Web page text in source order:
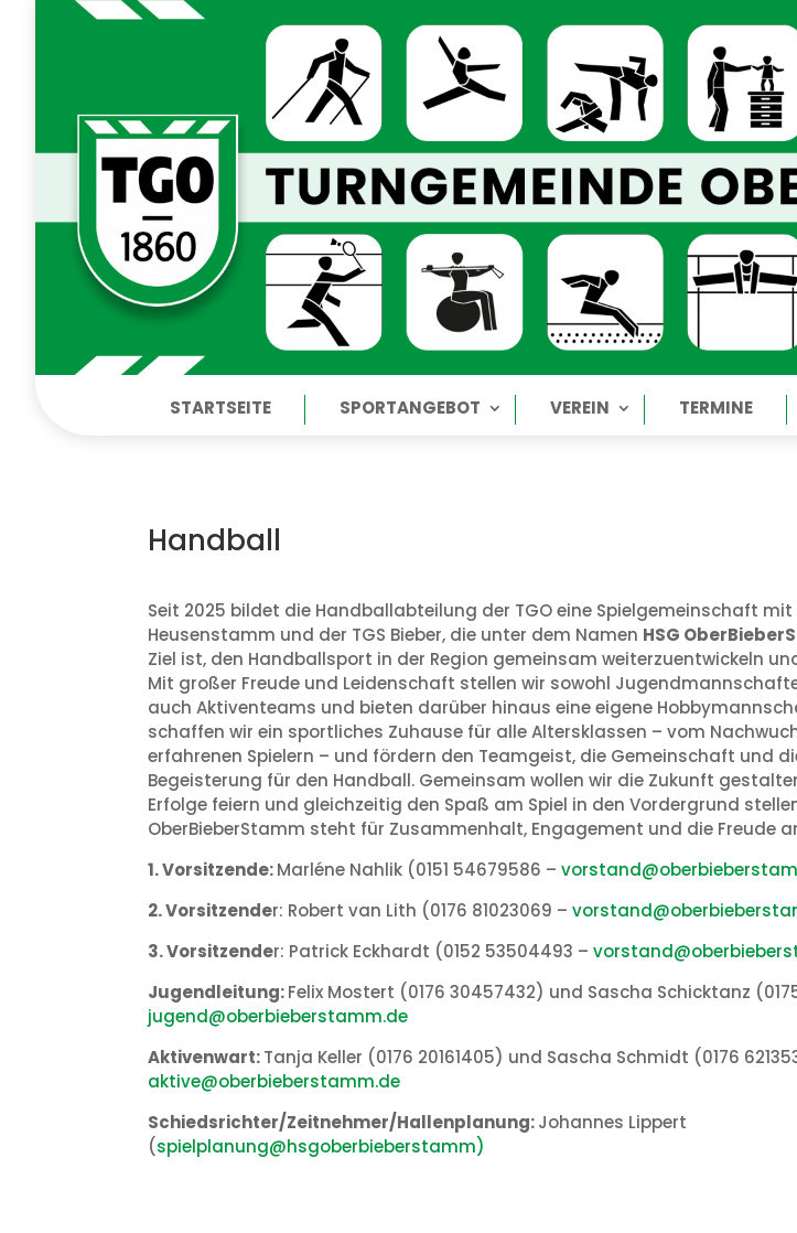
STARTSEITE SPORTANGEBOT VEREIN TERMINE
Handball
Seit 2025 bildet die Handballabteilung der TGO eine Spielgemeinschaft mit
Heusenstamm und der TGS Bieber, die unter dem Namen HSG
Ziel ist, den Handballsport in der Region gemeinsam weiterzuentwickeln
Mit großer Freude und Leidenschaft stellen wir sowohl
auch Aktiventeams und bieten darüber hinaus eine eigene
schaffen wir ein sportliches Zuhause für alle Altersklassen – vom
erfahrenen Spielern – und fördern den Teamgeist, die Gemeinschaft und
Begeisterung für den Handball. Gemeinsam wollen wir die Zukunft
Erfolge feiern und gleichzeitig den Spaß am Spiel in den Vordergrund
OberBieberStamm steht für Zusammenhalt, Engagement und die Freude
1. Vorsitzende:Marléne Nahlik (0151 54679586 –
2. Vorsitzender: Robert van Lith (0176 81023069 –
3. Vorsitzender: Patrick Eckhardt (0152 53504493 –
Jugendleitung:Felix Mostert (0176 30457432) und Sascha Schicktanz
jugend@oberbieberstamm.de
Aktivenwart:Tanja Keller (0176 20161405) und Sascha Schmidt (0176
aktive@oberbieberstamm.de
Schiedsrichter/Zeitnehmer/Hallenplanung:Johannes Lippert
(spielplanung@hsgoberbieberstamm)